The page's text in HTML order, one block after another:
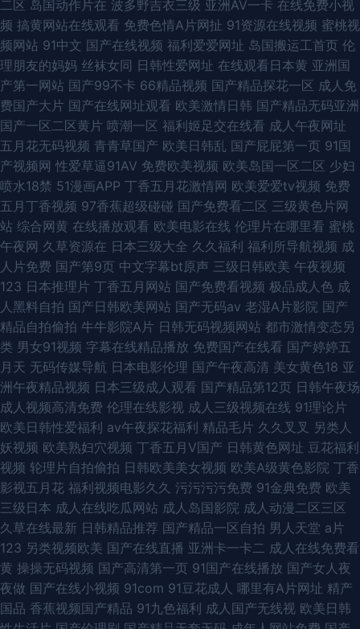
二区 岛国动作片在 波多野吉衣三级 亚洲AV一卡 在线免费小视
频 搞黄网站在线观看 免费色情A片网扯 91资源在线视频 蜜桃视
频网站 91中文 国产在线视频 福利爱爱网址 岛国搬运工首页 伦
理朋友的妈妈 丝袜女同 日韩性爱网址 在线观看日本黄 亚洲国
产第一网站 国产99不卡 66精品视频 国产精品探花一区 成人免
费国产大片 国产在线网址观看 欧美激情日韩 国产精品无码亚洲
国产一区二区黄片 喷潮一区 福利姬足交在线看 成人午夜网址
五月花无码视频 青青草国产 欧美日韩乱 国产屁屁第一页 91国
产视频网 性爱草逼91AV 免费欧美视频 欧美岛国一区二区 少妇
喷水18禁 51漫画APP 丁香五月花激情网 欧美爱爱tv视频 免费
五月丁香视频 97香蕉超级碰碰 国产免费看二区 三级黄色片网
站 综合网黄 在线播放观看 欧美电影在线 伦理片在哪里看 蜜桃
午夜网 久草资源在 日本三级大全 久久福利 福利所导航视频 成
人片免费 国产第9页 中文字幕bt原声 三级日韩欧美 午夜视频
123 日本推理片 丁香五月网站 国产免费看视频 极品成人色 成
人黑料自拍 国产日韩欧美网站 国产无码av 老湿A片影院 国产
精品自拍偷拍 牛牛影院A片 日韩无码视频网站 都市激情变态另
类 男女91视频 字幕在线精品播放 免费国产在线看 国产婷婷五
月天 无码传媒导航 日本电影伦理 国产午夜高清 美女黄色18 亚
洲午夜精品视频 日本三级成人观看 国产精品第12页 日韩午夜场
成人视频高清免费 伦理在线影视 成人三级视频在线 91理论片
欧美日韩性爱福利 av午夜探花福利 精品毛片 久久叉叉 另类人
妖视频 欧美熟妇穴视频 丁香五月V国产 日韩黄色网址 豆花福利
视频 轮理片自拍偷拍 日韩欧美美女视频 欧美A级黄色影院 丁香
影视五月花 福利视频电影久久 污污污污免费 91金典免费 欧美
三级日本 成人在线吃瓜网站 成人岛国影院 成人动漫二区三区
久草在线最新 日韩精品推荐 国产精品一区自拍 男人天堂 a片
123 另类视频欧美 国产在线直播 亚洲卡一卡二 成人在线免费看
黄 操操无码视频 国产高清第一页 91国产在线播放 国产女人夜
夜做 国产在线小视频 91com 91豆花成人 哪里有A片网址 精产
国品 香蕉视频国产精品 91九色福利 成人国产无线视 欧美日韩